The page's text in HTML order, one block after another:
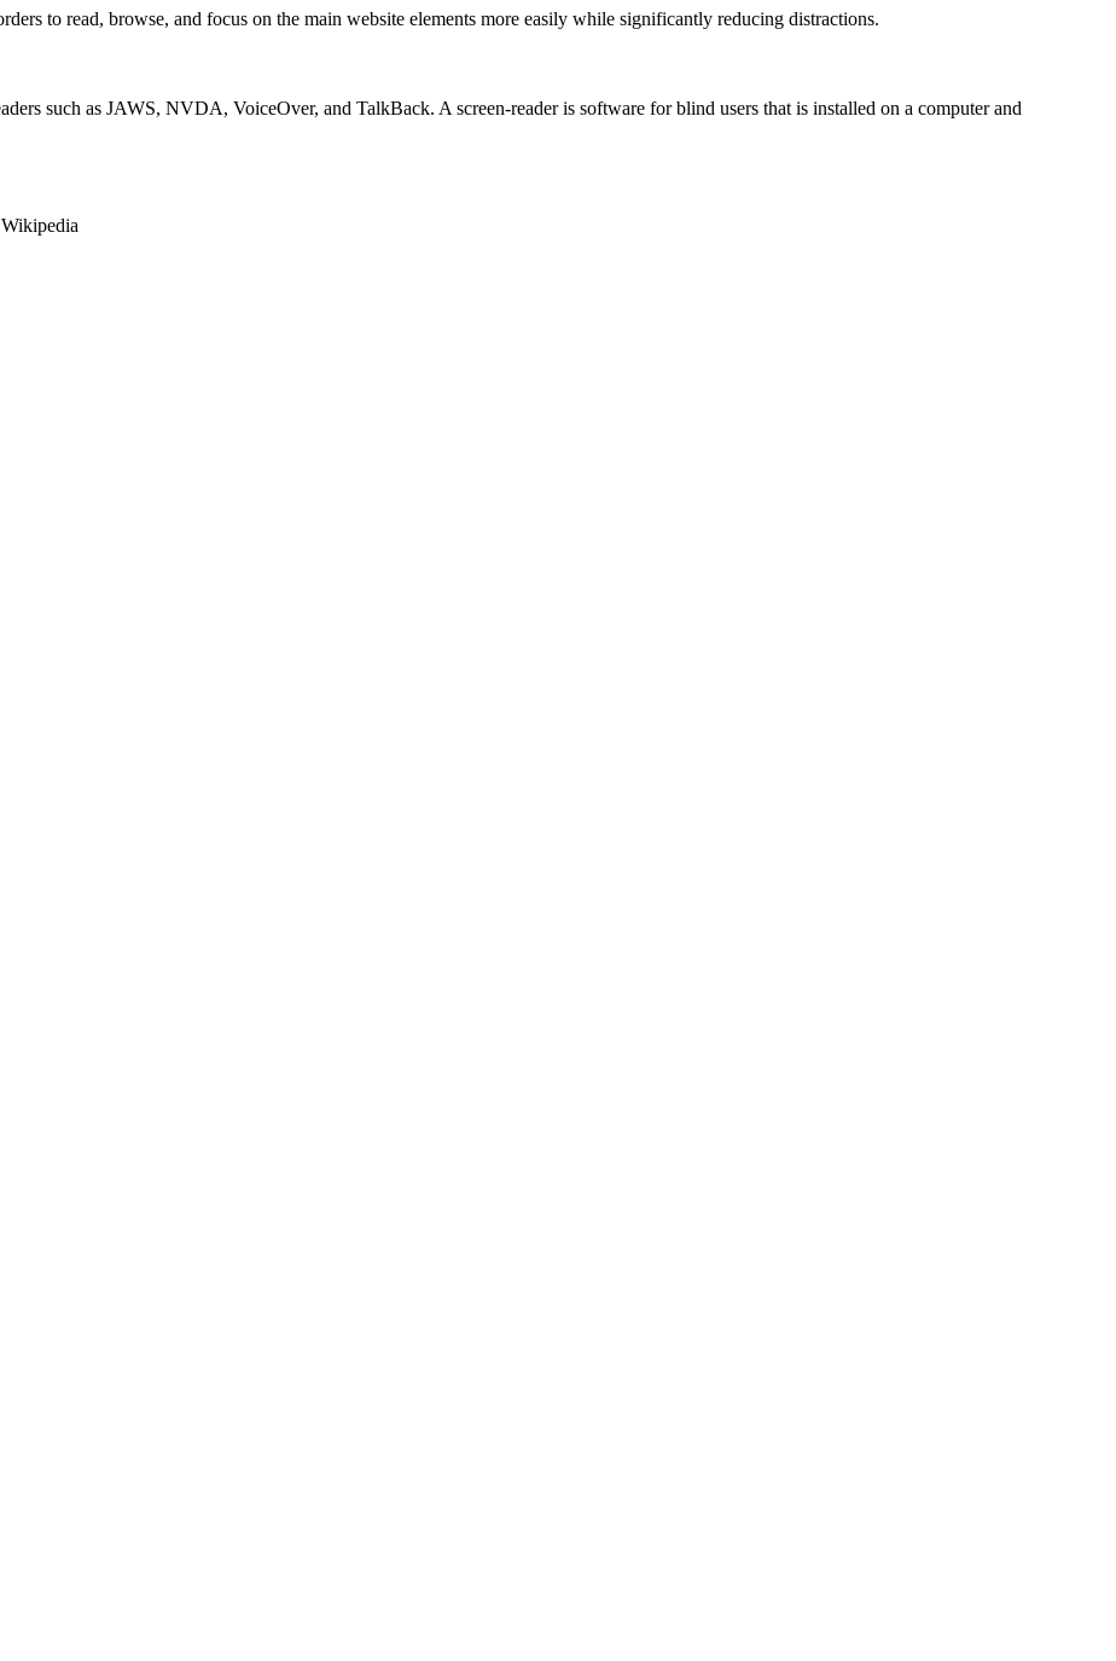
to read, browse, and focus on the main website elements more easily while significantly reducing distractions.
such as JAWS, NVDA, VoiceOver, and TalkBack. A screen-reader is software for blind users that is installed on a computer and